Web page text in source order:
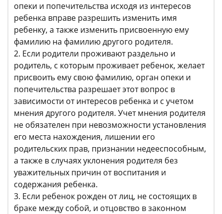
опеки и попечительства исходя из интересов
ребенка вправе разрешить изменить имя
ребенку, а также изменить присвоенную ему
фамилию на фамилию другого родителя.
2. Если родители проживают раздельно и
родитель, с которым проживает ребенок, желает
присвоить ему свою фамилию, орган опеки и
попечительства разрешает этот вопрос в
зависимости от интересов ребенка и с учетом
мнения другого родителя. Учет мнения родителя
не обязателен при невозможности установления
его места нахождения, лишении его
родительских прав, признании недееспособным,
а также в случаях уклонения родителя без
уважительных причин от воспитания и
содержания ребенка.
3. Если ребенок рожден от лиц, не состоящих в
браке между собой, и отцовство в законном